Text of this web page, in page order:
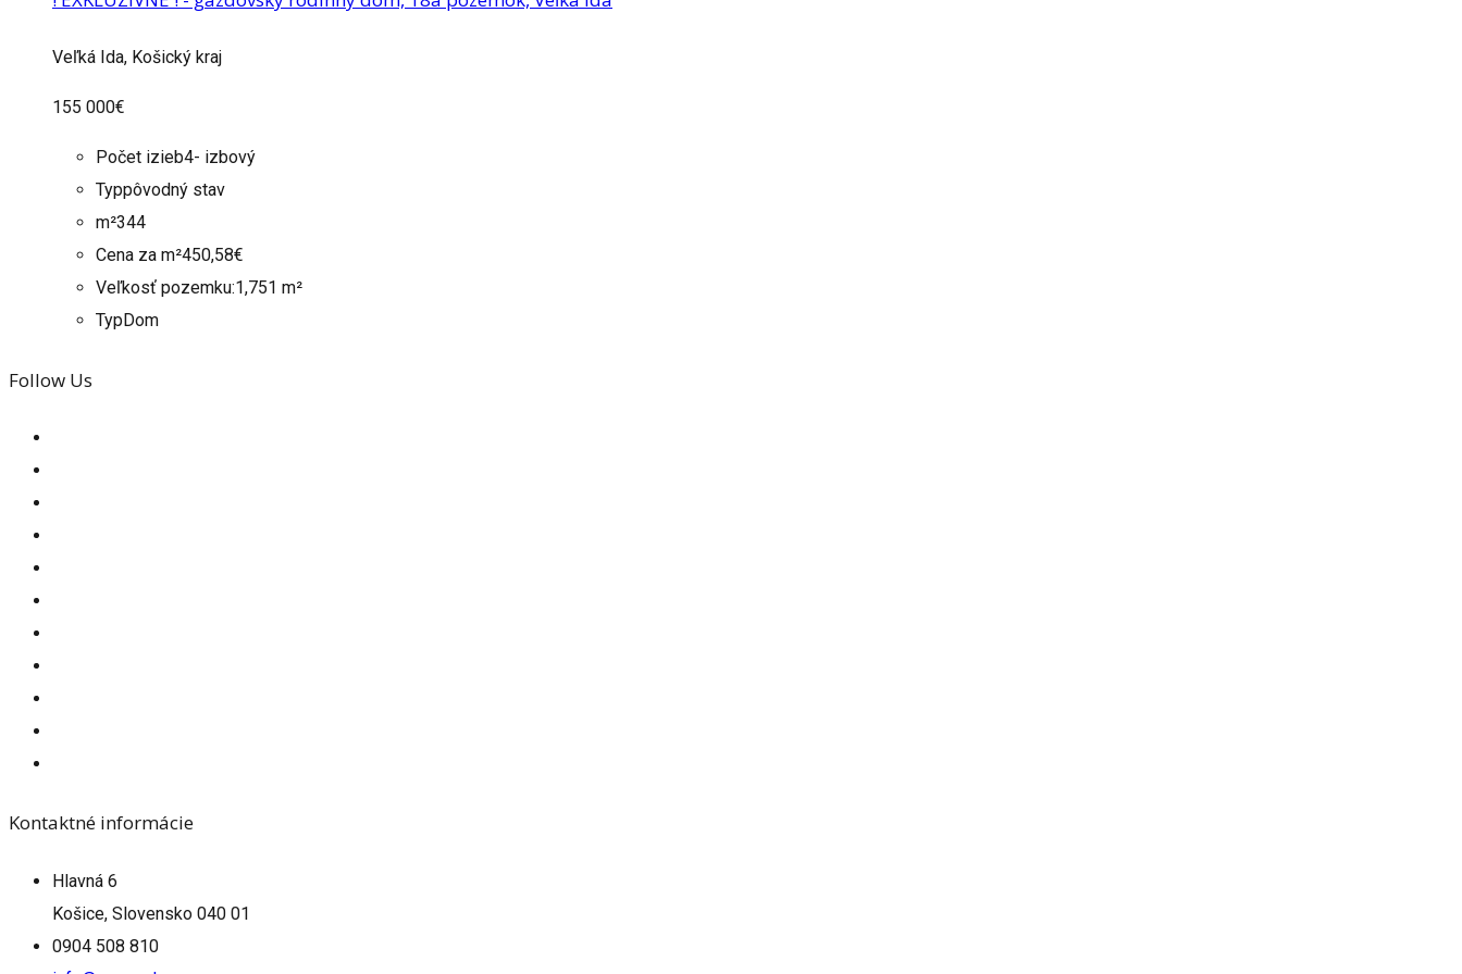
Veľká Ida, Košický kraj
155 000€
Počet izieb4- izbový
Typpôvodný stav
m²344
Cena za m²450,58€
Veľkosť pozemku:1,751 m²
Typ Dom
Follow Us
Kontaktné informácie
Hlavná 6
Košice, Slovensko 040 01
0904 508 810